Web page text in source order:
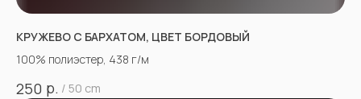
КРУЖЕВО С БАРХАТОМ, ЦВЕТ БОРДОВЫЙ
100% полиэстер, 438 г/м
250 р. / 50 cm